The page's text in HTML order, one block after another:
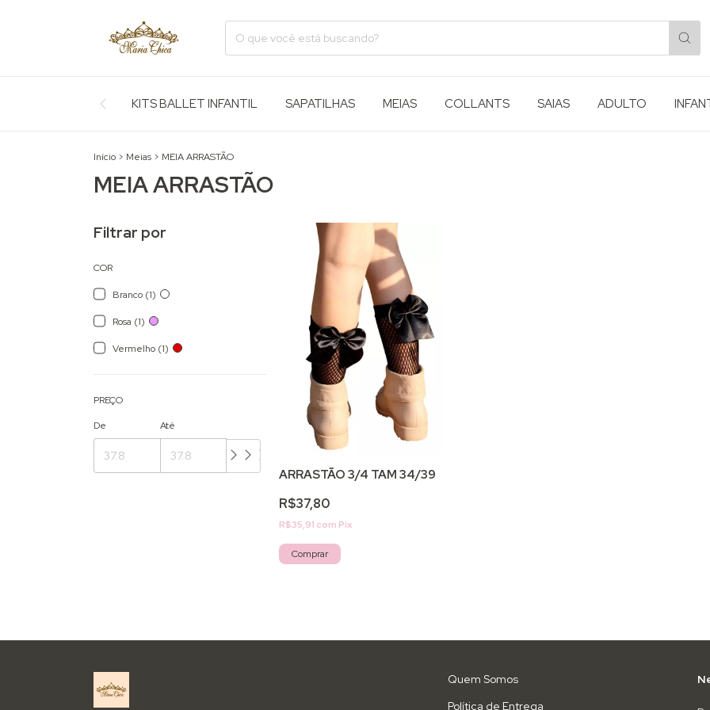
KITS BALLET INFANTIL SAPATILHAS MEIAS COLLANTS SAIAS ADULTO
Início > Meias > MEIA ARRASTÃO
MEIA ARRASTÃO
Filtrar por
COR
Branco (1)
Rosa (1)
Vermelho (1)
PREÇO
De
Até
ARRASTÃO 3/4 TAM 34/39
R$37,80
R$35,91 com Pix
Comprar
Quem Somos
Política de Entrega